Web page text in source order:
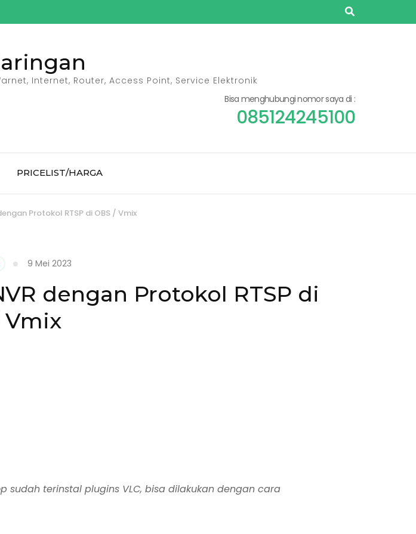
Internet, Router, Access Point, Service Elektronik
Bisa menghubungi nomor saya di :
085124245100
PRICELIST/HARGA
Protokol RTSP di OBS / Vmix
9 Mei 2023
dengan Protokol RTSP di
Vmix
sudah terinstal plugins VLC, bisa dilakukan dengan cara